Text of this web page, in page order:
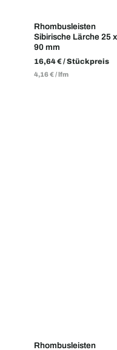
Rhombusleisten
Sibirische Lärche 25 x
90 mm
16,64€/ Stückpreis
4,16€/lfm
Rhombusleisten